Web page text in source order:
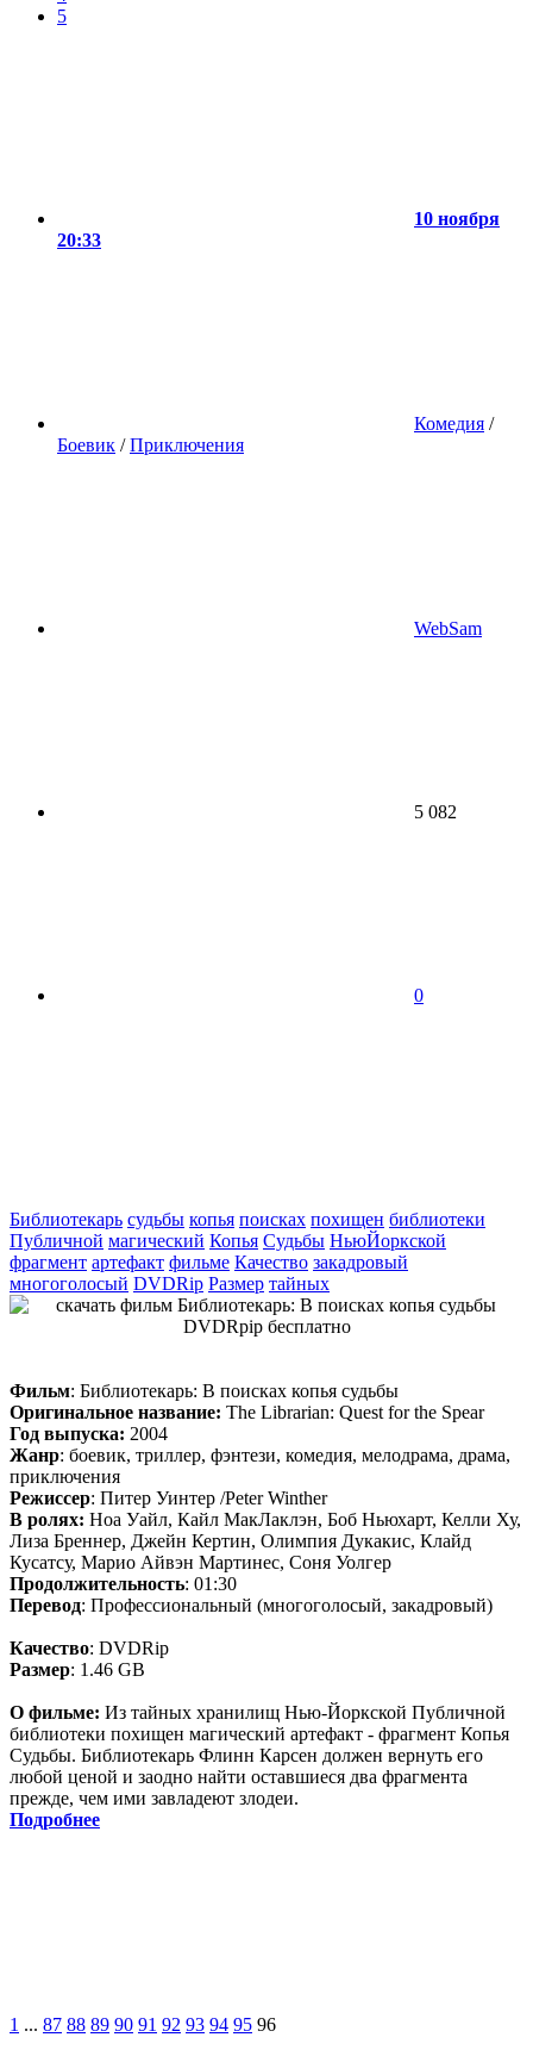
5
10 ноября
20:33
Комедия /
Боевик /Приключения
WebSam
5 082
0
Библиотекарь судьбы копья поисках похищен библиотеки
Публичной магический Копья Судьбы НьюЙоркской
фрагмент артефакт фильме Качество закадровый
многоголосый DVDRip Размер тайных
Фильм: Библиотекарь: В поисках копья судьбы
Оригинальное название: The Librarian: Quest for the Spear
Год выпуска: 2004
Жанр: боевик, триллер, фэнтези, комедия, мелодрама, драма,
приключения
Режиссер: Питер Уинтер /Peter Winther
В ролях: Ноа Уайл, Кайл МакЛаклэн, Боб Ньюхарт, Келли Ху,
Лиза Бреннер, Джейн Кертин, Олимпия Дукакис, Клайд
Кусатсу, Марио Айвэн Мартинес, Соня Уолгер
Продолжительность: 01:30
Перевод: Профессиональный (многоголосый, закадровый)
Качество: DVDRip
Размер: 1.46 GB
О фильме: Из тайных хранилищ Нью-Йоркской Публичной
библиотеки похищен магический артефакт - фрагмент Копья
Судьбы. Библиотекарь Флинн Карсен должен вернуть его
любой ценой и заодно найти оставшиеся два фрагмента
прежде, чем ими завладеют злодеи.
Подробнее
1 ... 87 88 89 90 91 92 93 94 95 96